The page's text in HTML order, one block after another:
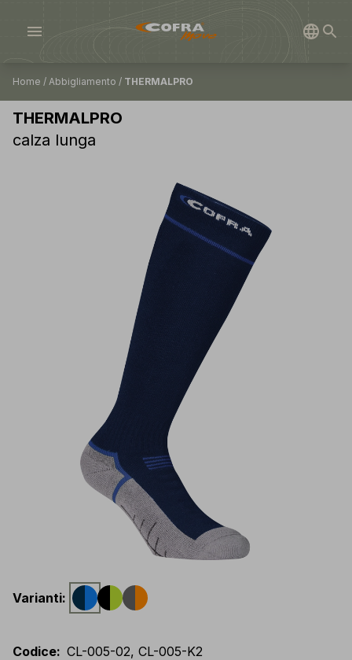
menu
Home / Abbigliamento / THERMALPRO
THERMALPRO
calza lunga
Varianti:
Codice: CL-005-02, CL-005-K2